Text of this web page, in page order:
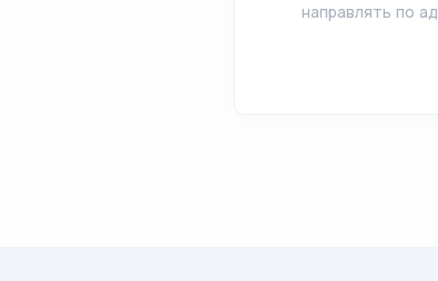
направлять по